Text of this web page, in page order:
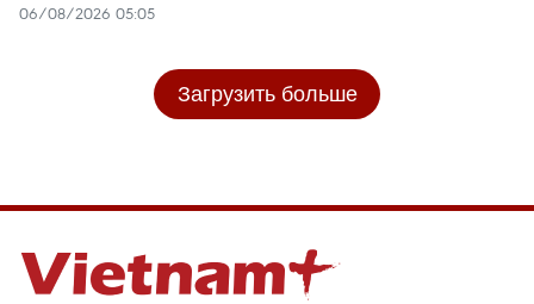
06/08/2026 05:05
Загрузить больше